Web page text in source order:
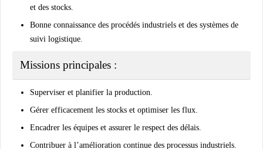
et des stocks.
Bonne connaissance des procédés industriels et des systèmes de
suivi logistique.
Missions principales :
Superviser et planifier la production.
Gérer efficacement les stocks et optimiser les flux.
Encadrer les équipes et assurer le respect des délais.
Contribuer à l’amélioration continue des processus industriels.